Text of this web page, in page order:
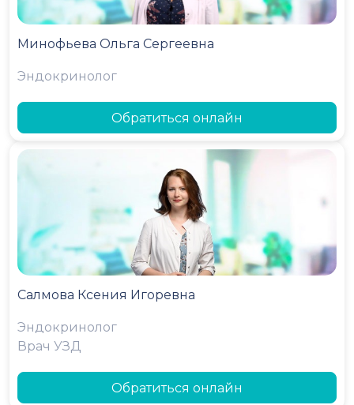
Минофьева Ольга Сергеевна
Эндокринолог
Обратиться онлайн
Салмова Ксения Игоревна
Эндокринолог
Врач УЗД
Обратиться онлайн